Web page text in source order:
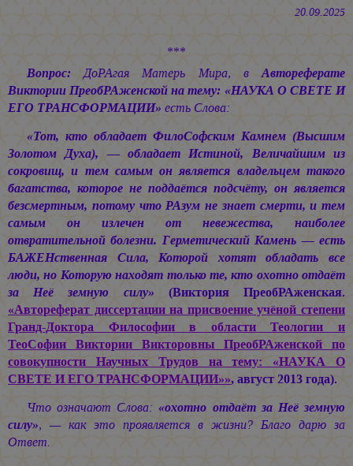
20.09.2025
***
Вопрос: ДоРАгая Матерь Мира, вАвтореферате
Виктории ПреобРАженской на тему: «НАУКА О СВЕТЕ И
ЕГО ТРАНСФОРМАЦИИ» есть Слова:
«Тот, кто обладает ФилоСофским Камнем (Высшим
Золотом Духа), — обладает Истиной, Величайшим из
сокровищ, и тем самым он является владельцем такого
багатства, которое не поддаётся подсчёту, он является
безсмертным, потому что РАзум не знает смерти, и тем
самым он излечен от невежества, наиболее
отвратительной болезни. Герметический Камень — есть
БАЖЕНственная Сила, Которой хотят обладать все
люди, но Которую находят только те, кто охотно отдаёт
за Неё земную силу» (Виктория ПреобРАженская.
«Автореферат диссертации на присвоение учёной степени
Гранд-Доктора Философии в области Теологии и
ТеоСофии Виктории Викторовны ПреобРАженской по
совокупности Научных Трудов на тему: «НАУКА О
СВЕТЕ И ЕГО ТРАНСФОРМАЦИИ»», август 2013 года).
Что означают Слова:«охотно отдаёт за Неё земную
силу», — как это проявляется в жизни? Благо дарю за
Ответ.